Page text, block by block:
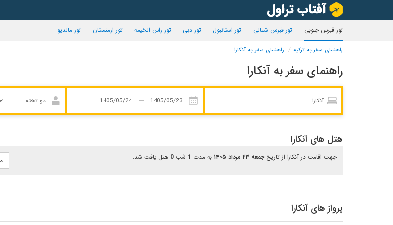
تور قبرس جنوبی تور قبرس شمالی تور استانبول تور دبی تور راس الخیمه تور ارمنستان تور مالدیو
راهنمای سفر به ترکیه راهنمای سفر به آنکارا
راهنمای سفر به آنکارا
هتل های آنکارا
جهت اقامت در آنکارا از تاریخجمعه ۲۳ مرداد ۱۴۰۵ به مدت 1 شب 0 هتل یافت شد.
پرواز های آنکارا